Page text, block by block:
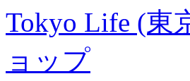
Tokyo Life (東
ョップ